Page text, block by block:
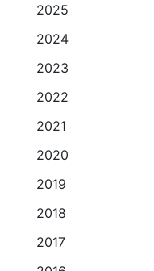
2025
2024
2023
2022
2021
2020
2019
2018
2017